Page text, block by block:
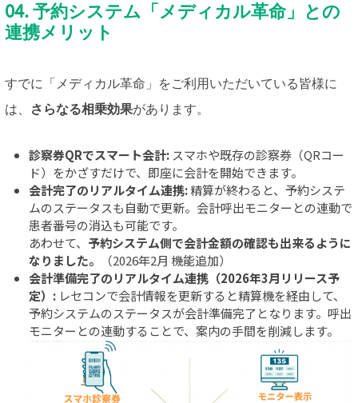
04. 予約システム「メディカル革命」との
連携メリット
すでに「メディカル革命」をご利用いただいている皆様に
は、
さらなる相乗効果があります。
診察券QRでスマート会計: スマホや既存の診察券（QRコー
ド）をかざすだけで、即座に会計を開始できます。
会計完了のリアルタイム連携:精算が終わると、予約システ
ムのステータスも自動で更新。会計呼出モニターとの連動で
患者番号の消込も可能です。
あわせて、 予約システム側で会計金額の確認も出来るように
なりました。
（2026年2月 機能追加）
会計準備完了のリアルタイム連携（2026年3月リリース予
定）: レセコンで会計情報を更新すると精算機を経由して、
予約システムのステータスが会計準備完了となります。呼出
モニターとの連動することで、案内の手間を削減します。